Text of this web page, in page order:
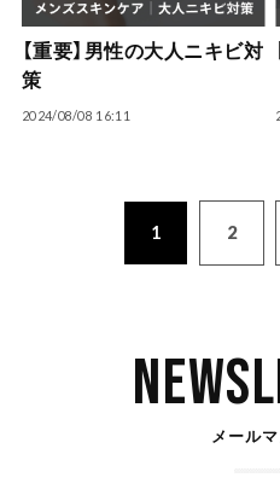
【重要】男性の大人ニキビ対
策
2024/08/08 16:11
1 2
メール